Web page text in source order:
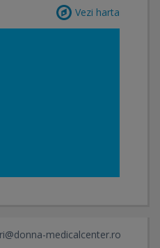
Vezi harta
medicalcenter.ro